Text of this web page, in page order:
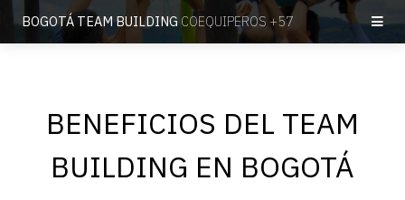
BOGOTÁ TEAM BUILDING COEQUIPEROS +57
BENEFICIOS DEL TEAM
BUILDING EN BOGOTÁ